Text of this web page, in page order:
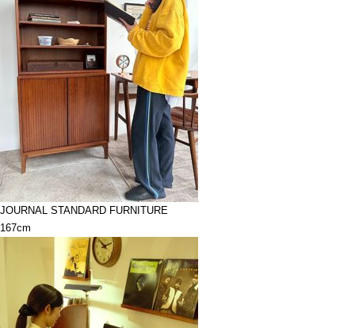
JOURNAL STANDARD FURNITURE
167cm